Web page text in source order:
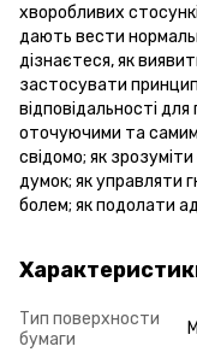
хворобливих
дають вести
дізнаєтеся, як
застосувати
відповідальності
оточуючими та
свідомо; як
думок; як управляти
болем; як подолати
Тип поверхности
бумаги